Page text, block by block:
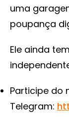
uma
poupança
Ele ainda
Participe do
Telegram: